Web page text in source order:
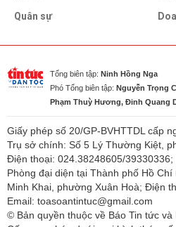
Quân sự
Tổng biên tập: Ninh Hồng Nga
Phó Tổng biên tập: Nguyễn Trọng
Phạm Thuỳ Hương, Đinh Quang
Giấy phép số 20/GP-BVHTTDL cấp
Trụ sở chính: Số 5 Lý Thường Kiệt,
Điện thoại: 024.38248605/
Phòng đại diện tại Thành phố Hồ
Minh Khai, phường Xuân Hoà; Điện
Email: toasoantintuc@gmail.com
© Bản quyền thuộc về Báo Tin tức và